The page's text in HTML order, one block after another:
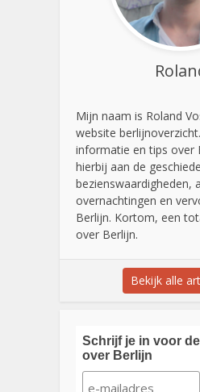
Mijn naam is Roland
website
informatie en tips over
hierbij aan de
bezienswaardigheden,
overnachtingen en
Berlijn. Kortom, een
over Berlijn.
Bekijk alle
Schrijf je in voor
over Berlijn